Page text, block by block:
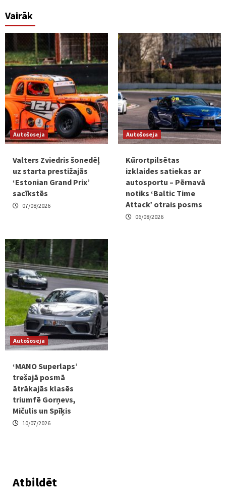
Vairāk
Autošoseja
Valters Zviedris šonedēļ
uz starta prestižajās
‘Estonian Grand Prix’
sacīkstēs
07/08/2026
Autošoseja
Kūrortpilsētas
izklaides satiekas ar
autosportu – Pērnavā
notiks ‘Baltic Time
Attack’ otrais posms
06/08/2026
Autošoseja
‘MANO Superlaps’
trešajā posmā
ātrākajās klasēs
triumfē Gorņevs,
Mičulis un Spīķis
10/07/2026
Atbildēt